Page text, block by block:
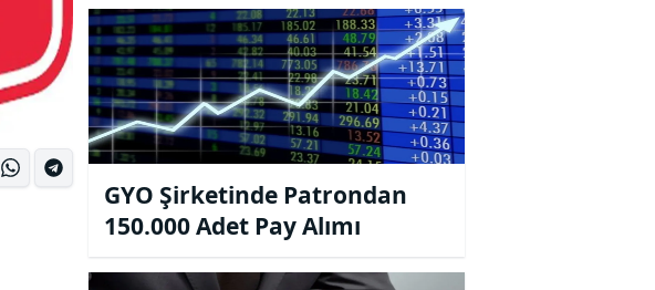
GYO Şirketinde Patrondan
150.000 Adet Pay Alımı